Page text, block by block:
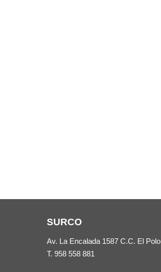
SURCO
Av. La Encalada 1587 C.C. El Polo
T. 958 558 881